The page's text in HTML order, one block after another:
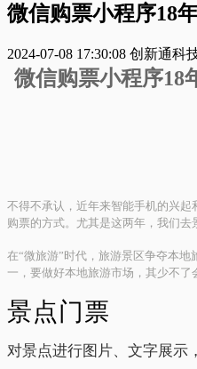
微信购票小程序18
2024-07-08 17:30:08 创新通科
微信购票小程序18
不得不承认，近年来智能手机的兴
购票的方式。尤其是这两年，我们
在“微旅游”时代，旅游景区争夺本
一，要做好本地旅游市场，其少不
景点门票
对景点进行图片、文字展示